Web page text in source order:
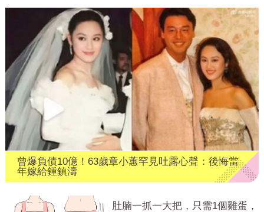
曾爆負債10億！63歲章小蕙罕見吐露心聲：後悔當
年嫁給鍾鎮濤
肚腩一抓一大把，只需1個雞蛋，